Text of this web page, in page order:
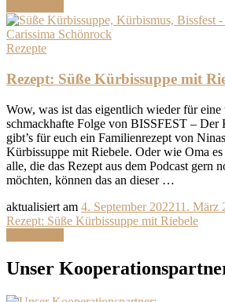
Rezepte
Rezept: Süße Kürbissuppe mit
Wow, was ist das eigentlich wieder für
schmackhafte Folge von BISSFEST – Der
gibt’s für euch ein Familienrezept von
Kürbissuppe mit Riebele. Oder wie Oma
alle, die das Rezept aus dem Podcast gern
möchten, können das an dieser …
aktualisiert am 4. September 202211. März
Rezept: Süße Kürbissuppe mit Riebele
Unser